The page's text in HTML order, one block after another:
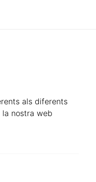
als diferents
nostra web